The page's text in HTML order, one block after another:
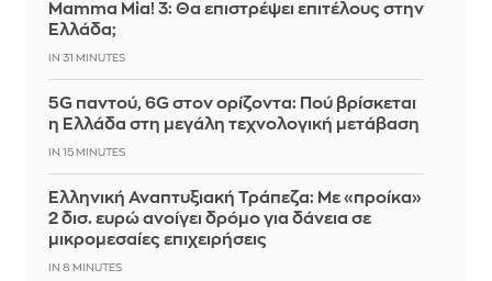
Mamma Mia! 3: Θα επιστρέψει επιτέλους στην
Ελλάδα;
IN 31 MINUTES
5G παντού, 6G στον ορίζοντα: Πού βρίσκεται
η Ελλάδα στη μεγάλη τεχνολογική μετάβαση
IN 15 MINUTES
Ελληνική Αναπτυξιακή Τράπεζα: Με «προίκα»
2 δισ. ευρώ ανοίγει δρόμο για δάνεια σε
μικρομεσαίες επιχειρήσεις
IN 8 MINUTES